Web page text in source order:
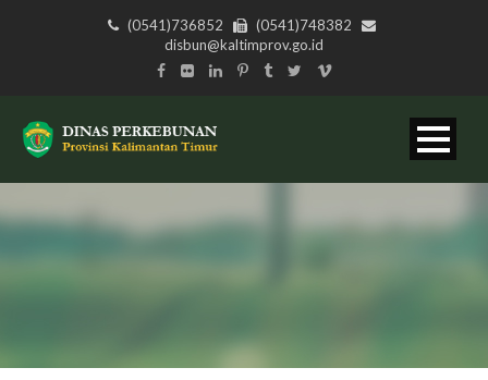
(0541)736852
(0541)748382
disbun@kaltimprov.go.id